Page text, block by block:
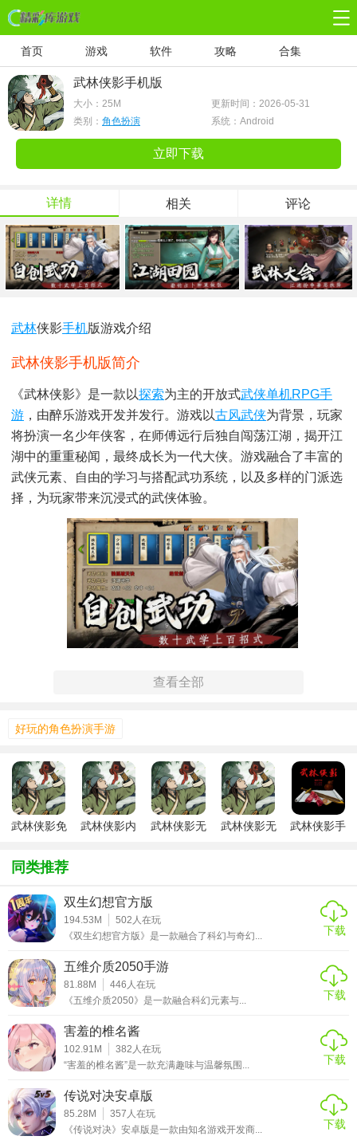
首页 游戏 软件 攻略 合集
武林侠影手机版
大小： 25M
更新时间：2026-05-31
类别： 角色扮演 系统：Android
立即下载
详情 相关 评论
武林侠影手机版游戏介绍
武林侠影手机版简介
《武林侠影》是一款以探索为主的开放式武侠单机RPG手
游 ，由醉乐游戏开发并发行。游戏以古风武侠为背景，玩家
将扮演一名少年侠客，在师傅远行后独自闯荡江湖，揭开江
湖中的重重秘闻，最终成长为一代大侠。游戏融合了丰富的
武侠元素、自由的学习与搭配武功系统，以及多样的门派选
择，为玩家带来沉浸式的武侠体验。
天赋，如刀法伤害增加4%，或选择万金油天赋，如对男性伤
择加入不同门派，如霸刀、少林、武当等，学习门派专属武
功。
2. 任务与探索：玩家需跟随主线任务逐步揭开江湖迷雾，同
和挑战。游戏世界广阔，玩家可自由规划行程，体验江湖的
广阔与深邃。
3. 武功学习与搭配：玩家可自由学习、搭配各种神功绝学，
通过完成任务和活动获取武学秘籍，提升实力。不同门派和
能，肉盾型角色适合防御和回血技能。
武林侠影手机版玩法
1. 门派选择与修炼：游戏提供少林、武当、明教、五毒、唐
门、华山、峨眉等多个门派供玩家选择，每个门派都有独特
门派以刀法为主，适合追求高伤害的玩家。
2. 自由探索与冒险：游戏世界包含多个郡城和隐藏区域，玩
查看全部
好玩的角色扮演手游
武林侠影免
武林侠影内
武林侠影无
武林侠影无
武林侠影手
同类推荐
双生幻想官方版
194.53M 502 人在玩
《双生幻想官方版》是一款融合了科幻与奇幻...
下载
五维介质2050手游
81.88M 446 人在玩
《五维介质2050》是一款融合科幻元素与...
下载
害羞的椎名酱
102.91M 382 人在玩
“害羞的椎名酱”是一款充满趣味与温馨氛围...
下载
传说对决安卓版
85.28M 357 人在玩
《传说对决》安卓版是一款由知名游戏开发商...
下载